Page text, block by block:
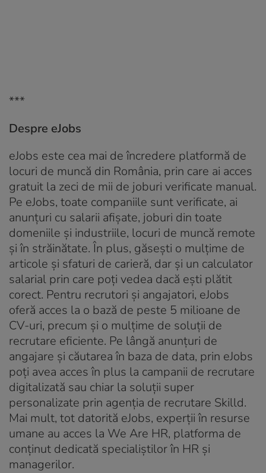
***
Despre eJobs
eJobs este cea mai de încredere platformă de
locuri de muncă din România, prin care ai acces
gratuit la zeci de mii de joburi verificate manual.
Pe eJobs, toate companiile sunt verificate, ai
anunțuri cu salarii afișate, joburi din toate
domeniile și industriile, locuri de muncă remote
și în străinătate. În plus, găsești o mulțime de
articole și sfaturi de carieră, dar și un calculator
salarial prin care poți vedea dacă ești plătit
corect. Pentru recrutori și angajatori, eJobs
oferă acces la o bază de peste 5 milioane de
CV-uri, precum și o mulțime de soluții de
recrutare eficiente. Pe lângă anunțuri de
angajare și căutarea în baza de data, prin eJobs
poți avea acces în plus la campanii de recrutare
digitalizată sau chiar la soluții super
personalizate prin agenția de recrutare Skilld.
Mai mult, tot datorită eJobs, experții în resurse
umane au acces la We Are HR, platforma de
conținut dedicată specialiștilor în HR și
managerilor.